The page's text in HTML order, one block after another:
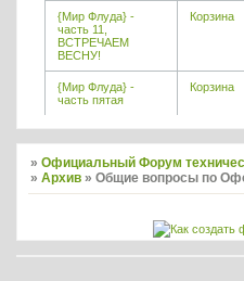
{Мир Флуда} -
часть 11,
ВСТРЕЧАЕМ
ВЕСНУ!
Корзина
{Мир Флуда} -
часть пятая
Корзина
»Официальный Форум
»Архив »Общие вопросы по